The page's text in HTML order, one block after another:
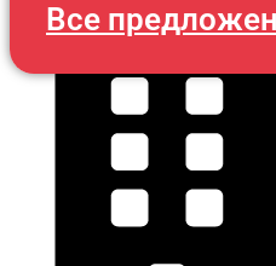
Все
ОТПРАВИТЬ